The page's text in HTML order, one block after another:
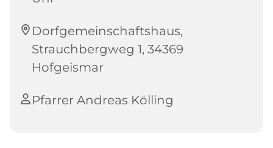
Dorfgemeinschaftshaus,
Strauchbergweg 1, 34369
Hofgeismar
Pfarrer Andreas Kölling